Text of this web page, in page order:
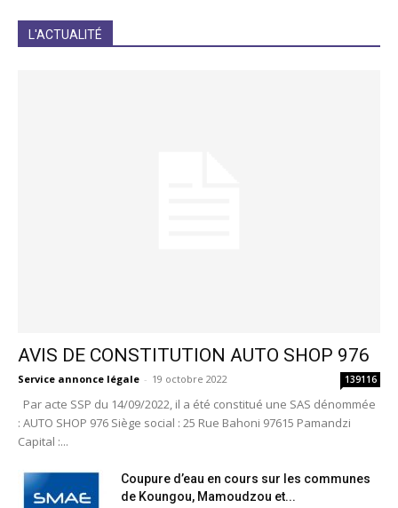
L'ACTUALITÉ
AVIS DE CONSTITUTION AUTO SHOP 976
Service annonce légale - 19 octobre 2022 139116
Par acte SSP du 14/09/2022, il a été constitué une SAS dénommée
: AUTO SHOP 976 Siège social : 25 Rue Bahoni 97615 Pamandzi
Capital :...
Coupure d’eau en cours sur les communes
de Koungou, Mamoudzou et...